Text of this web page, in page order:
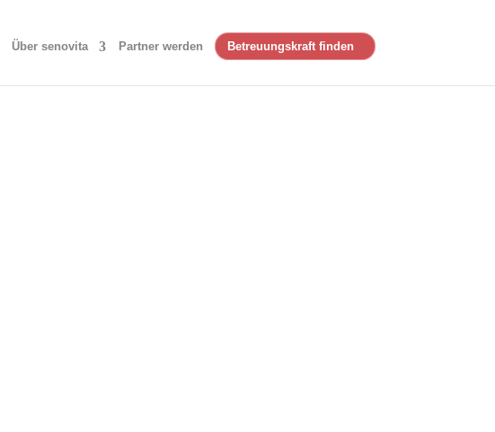
Über senovita Partner werden Betreuungskraft finden